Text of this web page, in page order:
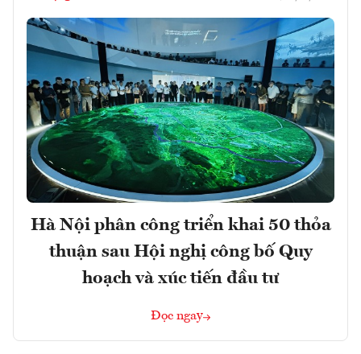
Hà Nội phân công triển khai 50 thỏa
thuận sau Hội nghị công bố Quy
hoạch và xúc tiến đầu tư
Đọc ngay